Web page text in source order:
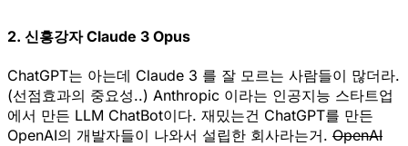
2. 신흥강자 Claude 3 Opus
ChatGPT는 아는데 Claude 3 를 잘 모르는 사람들이 많더라.
(선점효과의 중요성..) Anthropic 이라는 인공지능 스타트업
에서 만든 LLM ChatBot이다. 재밌는건 ChatGPT를 만든
OpenAI의 개발자들이 나와서 설립한 회사라는거. OpenAI